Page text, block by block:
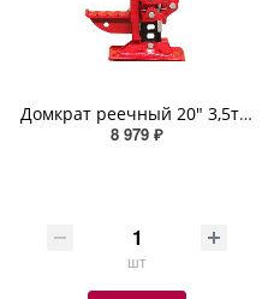
Домкрат реечный 20" 3,5т 130-680 мм SKYWAY
8 979 ₽
шт